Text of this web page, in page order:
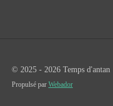
© 2025 - 2026 Temps d'antan
Propulsé par Webador